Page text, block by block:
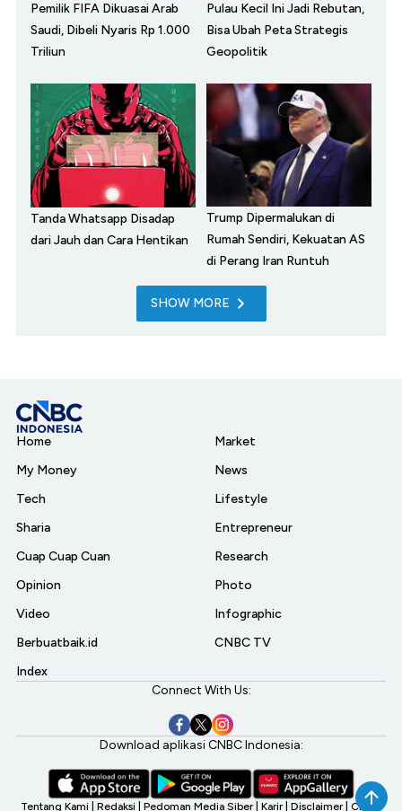
Pemilik FIFA Dikuasai Arab
Saudi, Dibeli Nyaris Rp 1.000
Triliun
Pulau Kecil Ini Jadi Rebutan,
Bisa Ubah Peta Strategis
Geopolitik
Tanda Whatsapp Disadap
dari Jauh dan Cara Hentikan
Trump Dipermalukan di
Rumah Sendiri, Kekuatan AS
di Perang Iran Runtuh
SHOW MORE
Home
My Money
Tech
Sharia
Cuap Cuap Cuan
Opinion
Video
Berbuatbaik.id
Index
Market
News
Lifestyle
Entrepreneur
Research
Photo
Infographic
CNBC TV
Connect With Us:
Download aplikasi CNBC Indonesia:
Tentang Kami Redaksi Pedoman Media Siber Karir Disclaimer CNBC